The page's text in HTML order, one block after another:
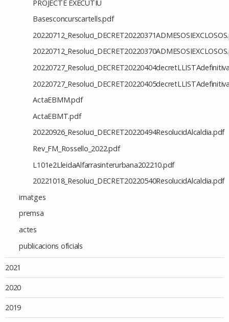
PROJECTE EXECUTIU
Basesconcurscartells.pdf
ActaEBMM.pdf
ActaEBMT.pdf
20220926_Resoluci_DECRET20220494ResolucidAlcaldia.pdf
Rev_FM_Rossello_2022.pdf
L101e2LleidaAlfarrasinterurbana202210.pdf
20221018_Resoluci_DECRET20220540ResolucidAlcaldia.pdf
imatges
premsa
actes
publicacions oficials
2021
2020
2019